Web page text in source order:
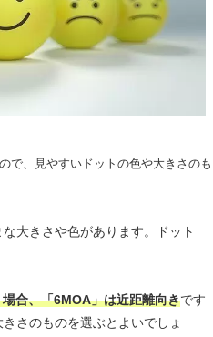
で、見やすいドットの色や大きさのも
大きさや色があります。ドット
合、「6MOA」は近距離向きです
さのものを選ぶとよいでしょ